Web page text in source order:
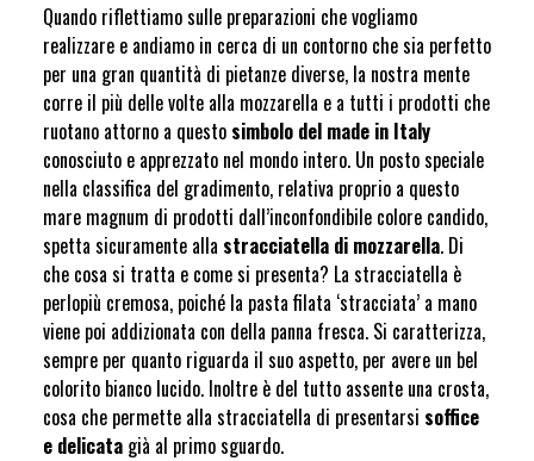
Quando riflettiamo sulle preparazioni che vogliamo
realizzare e andiamo in cerca di un contorno che sia perfetto
per una gran quantità di pietanze diverse, la nostra mente
corre il più delle volte alla mozzarella e a tutti i prodotti che
ruotano attorno a questo simbolo del made in Italy
conosciuto e apprezzato nel mondo intero. Un posto speciale
nella classifica del gradimento, relativa proprio a questo
mare magnum di prodotti dall’inconfondibile colore candido,
spetta sicuramente alla stracciatella di mozzarella. Di
che cosa si tratta e come si presenta? La stracciatella è
perlopiù cremosa, poiché la pasta filata ‘stracciata’ a mano
viene poi addizionata con della panna fresca. Si caratterizza,
sempre per quanto riguarda il suo aspetto, per avere un bel
colorito bianco lucido. Inoltre è del tutto assente una crosta,
cosa che permette alla stracciatella di presentarsi soffice
e delicata già al primo sguardo.